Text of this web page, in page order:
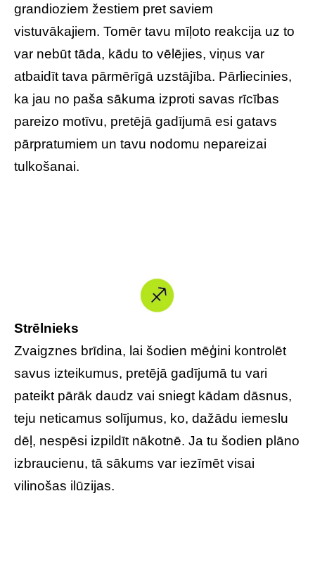
grandioziem žestiem pret saviem
vistuvākajiem. Tomēr tavu mīļoto reakcija uz to
var nebūt tāda, kādu to vēlējies, viņus var
atbaidīt tava pārmērīgā uzstājība. Pārliecinies,
ka jau no paša sākuma izproti savas rīcības
pareizo motīvu, pretējā gadījumā esi gatavs
pārpratumiem un tavu nodomu nepareizai
tulkošanai.
Strēlnieks
Zvaigznes brīdina, lai šodien mēģini kontrolēt
savus izteikumus, pretējā gadījumā tu vari
pateikt pārāk daudz vai sniegt kādam dāsnus,
teju neticamus solījumus, ko, dažādu iemeslu
dēļ, nespēsi izpildīt nākotnē. Ja tu šodien plāno
izbraucienu, tā sākums var iezīmēt visai
vilinošas ilūzijas.